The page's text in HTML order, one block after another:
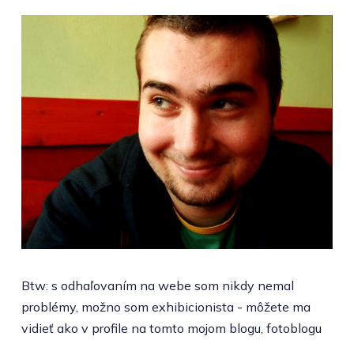
Btw: s odhaľovaním na webe som nikdy nemal
problémy, možno som exhibicionista - môžete ma
vidieť ako v profile na tomto mojom blogu, fotoblogu